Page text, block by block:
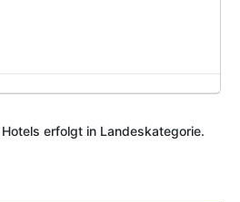
erfolgt in Landeskategorie.